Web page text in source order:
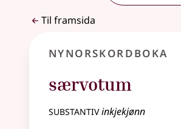
Til framsida
Nynorskordboka
særvotum
substantivinkjekjønn